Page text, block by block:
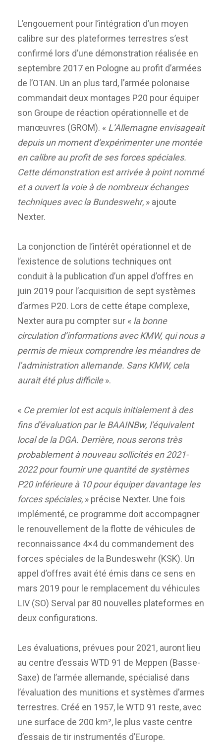
L’engouement pour l’intégration d’un moyen
calibre sur des plateformes terrestres s’est
confirmé lors d’une démonstration réalisée en
septembre 2017 en Pologne au profit d’armées
de l’OTAN. Un an plus tard, l’armée polonaise
commandait deux montages P20 pour équiper
son Groupe de réaction opérationnelle et de
manœuvres (GROM). « L’Allemagne envisageait
depuis un moment d’expérimenter une montée
en calibre au profit de ses forces spéciales.
Cette démonstration est arrivée à point nommé
et a ouvert la voie à de nombreux échanges
techniques avec la Bundeswehr, » ajoute
Nexter.
La conjonction de l’intérêt opérationnel et de
l’existence de solutions techniques ont
conduit à la publication d’un appel d’offres en
juin 2019 pour l’acquisition de sept systèmes
d’armes P20. Lors de cette étape complexe,
Nexter aura pu compter sur « la bonne
circulation d’informations avec KMW, qui nous a
permis de mieux comprendre les méandres de
l’administration allemande. Sans KMW, cela
aurait été plus difficile».
« Ce premier lot est acquis initialement à des
fins d’évaluation par le BAAINBw, l’équivalent
local de la DGA. Derrière, nous serons très
probablement à nouveau sollicités en 2021-
2022 pour fournir une quantité de systèmes
P20 inférieure à 10 pour équiper davantage les
forces spéciales, » précise Nexter. Une fois
implémenté, ce programme doit accompagner
le renouvellement de la flotte de véhicules de
reconnaissance 4×4 du commandement des
forces spéciales de la Bundeswehr (KSK). Un
appel d’offres avait été émis dans ce sens en
mars 2019 pour le remplacement du véhicules
LIV (SO) Serval par 80 nouvelles plateformes en
deux configurations.
Les évaluations, prévues pour 2021, auront lieu
au centre d’essais WTD 91 de Meppen (Basse-
Saxe) de l’armée allemande, spécialisé dans
l’évaluation des munitions et systèmes d’armes
terrestres. Créé en 1957, le WTD 91 reste, avec
une surface de 200 km², le plus vaste centre
d’essais de tir instrumentés d’Europe.